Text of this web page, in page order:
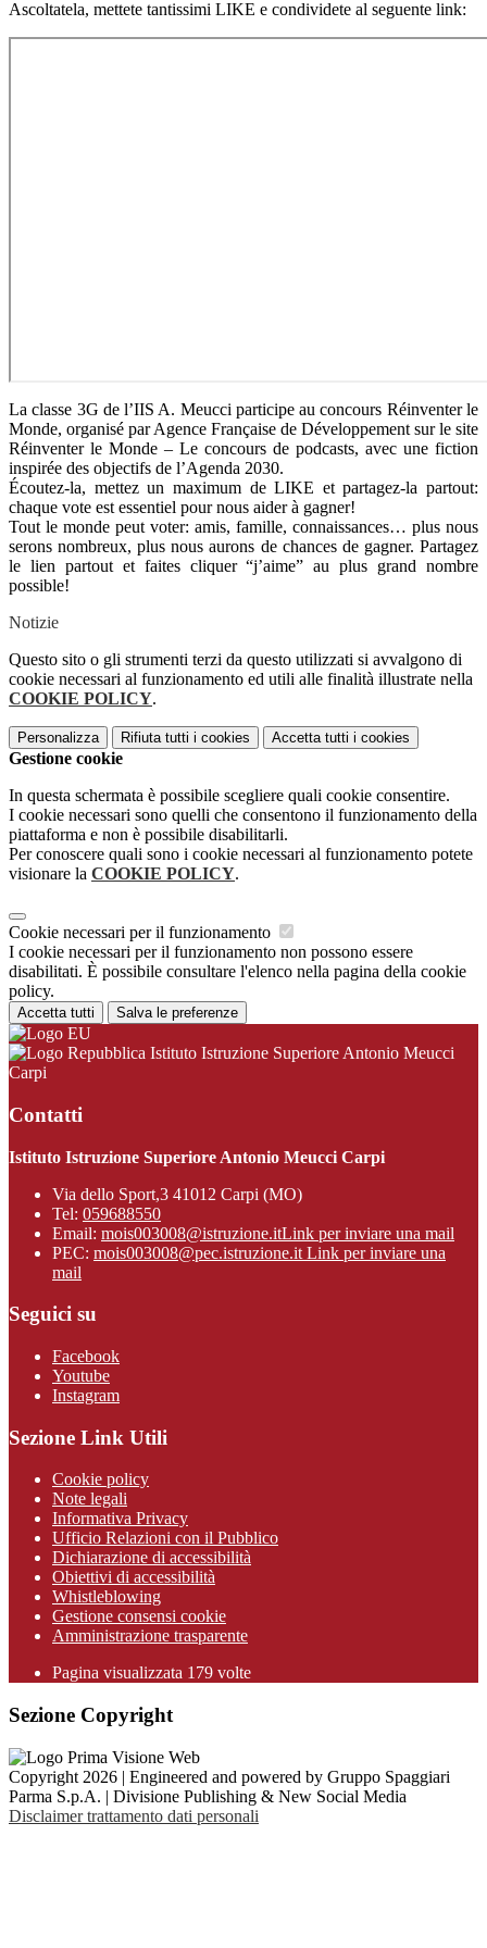
Ascoltatela, mettete tantissimi LIKE e condividete al seguente link:
La classe 3G de l’IIS A. Meucci participe au concours Réinventer le
Monde, organisé par Agence Française de Développement sur le site
Réinventer le Monde – Le concours de podcasts, avec une fiction
inspirée des objectifs de l’Agenda 2030.
Écoutez-la, mettez un maximum de LIKE et partagez-la partout:
chaque vote est essentiel pour nous aider à gagner!
Tout le monde peut voter: amis, famille, connaissances… plus nous
serons nombreux, plus nous aurons de chances de gagner. Partagez
le lien partout et faites cliquer “j’aime” au plus grand nombre
possible!
Notizie
Questo sito o gli strumenti terzi da questo utilizzati si avvalgono di
cookie necessari al funzionamento ed utili alle finalità illustrate nella
COOKIE POLICY.
Personalizza Rifiuta tutti i cookies Accetta tutti i cookies
Gestione cookie
In questa schermata è possibile scegliere quali cookie consentire.
I cookie necessari sono quelli che consentono il funzionamento della
piattaforma e non è possibile disabilitarli.
Per conoscere quali sono i cookie necessari al funzionamento potete
visionare la COOKIE POLICY.
Cookie necessari per il funzionamento
I cookie necessari per il funzionamento non possono essere
disabilitati. È possibile consultare l'elenco nella pagina della cookie
policy.
Accetta tutti Salva le preferenze
Istituto Istruzione Superiore Antonio Meucci
Carpi
Contatti
Istituto Istruzione Superiore Antonio Meucci Carpi
Via dello Sport,3 41012 Carpi (MO)
Tel: 059688550
Email: mois003008@istruzione.itLink per inviare una mail
PEC: mois003008@pec.istruzione.it Link per inviare una
mail
Seguici su
Facebook
Youtube
Instagram
Sezione Link Utili
Cookie policy
Note legali
Informativa Privacy
Ufficio Relazioni con il Pubblico
Dichiarazione di accessibilità
Obiettivi di accessibilità
Whistleblowing
Gestione consensi cookie
Amministrazione trasparente
Pagina visualizzata 179 volte
Sezione Copyright
Copyright 2026 | Engineered and powered by Gruppo Spaggiari
Parma S.p.A. | Divisione Publishing & New Social Media
Disclaimer trattamento dati personali